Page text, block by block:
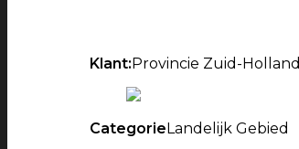
Klant:Provincie Zuid-Holland
CategorieLandelijk Gebied